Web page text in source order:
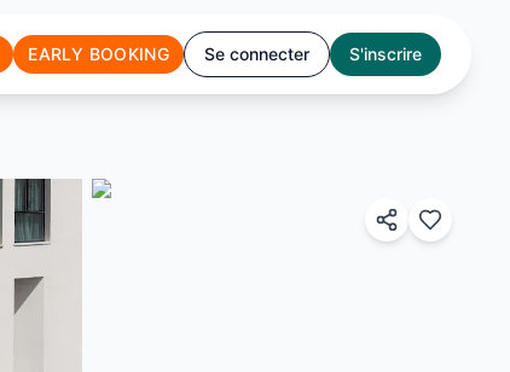
EARLY BOOKING Se connecter S'inscrire